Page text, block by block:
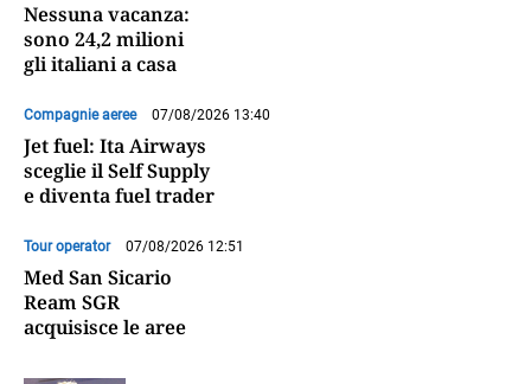
Nessuna vacanza:
sono 24,2 milioni
gli italiani a casa
Compagnie aeree 07/08/2026 13:40
Jet fuel: Ita Airways
sceglie il Self Supply
e diventa fuel trader
Tour operator 07/08/2026 12:51
Med San Sicario
Ream SGR
acquisisce le aree